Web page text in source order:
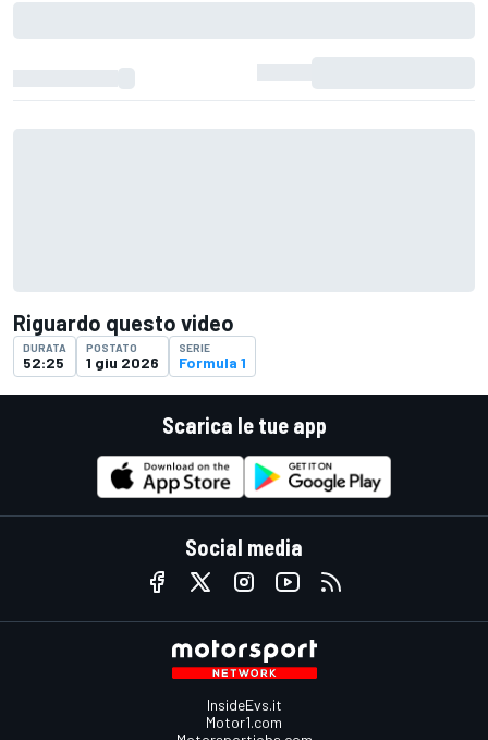
Riguardo questo video
DURATA
52:25
POSTATO
1 giu 2026
SERIE
Formula 1
Scarica le tue app
Social media
InsideEvs.it
Motor1.com